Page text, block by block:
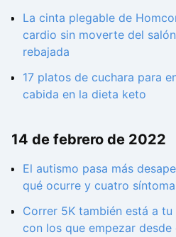
La cinta plegable de
cardio sin moverte del
rebajada
17 platos de cuchara para
cabida en la dieta keto
14 de febrero de 2022
El autismo pasa más
qué ocurre y cuatro
Correr 5K también está a
con los que empezar